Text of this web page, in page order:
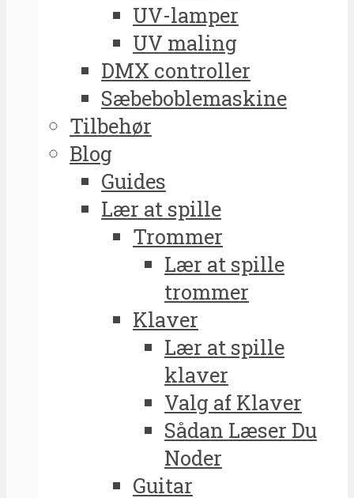
UV-lamper
UV maling
DMX controller
Sæbeboblemaskine
Tilbehør
Blog
Guides
Lær at spille
Trommer
Lær at spille
trommer
Klaver
Lær at spille
klaver
Valg af Klaver
Sådan Læser Du
Noder
Guitar